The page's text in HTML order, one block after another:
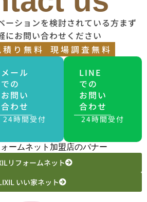
ーションを検討されている方まず
にお問い合わせください
積り無料 現場調査無料
メール
での
お問い
合わせ
24時間受付
LINE
での
お問い
合わせ
24時間受付
リフォームネット
いい家ネット